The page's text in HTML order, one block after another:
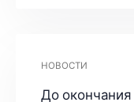
НОВОСТИ
До окончания